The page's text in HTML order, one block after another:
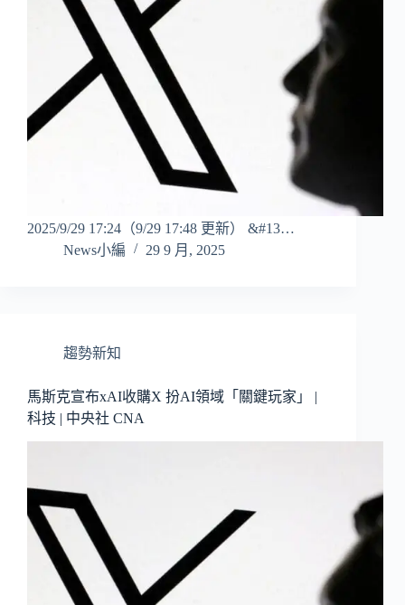
2025/9/29 17:24（9/29 17:48 更新） &#13…
News小編
29 9 月, 2025
趨勢新知
馬斯克宣布xAI收購X 扮AI領域「關鍵玩家」 |
科技 | 中央社 CNA